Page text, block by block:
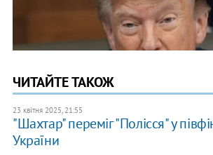
ЧИТАЙТЕ ТАКОЖ
23 квітня 2025, 21:55
"Шахтар" переміг "Полісся" у
України